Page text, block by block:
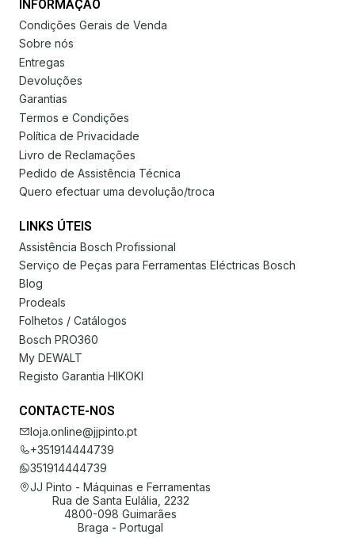
INFORMAÇÃO
Condições Gerais de Venda
Sobre nós
Entregas
Devoluções
Garantias
Termos e Condições
Política de Privacidade
Livro de Reclamações
Pedido de Assistência Técnica
Quero efectuar uma devolução/troca
LINKS ÚTEIS
Assistência Bosch Profissional
Serviço de Peças para Ferramentas Eléctricas Bosch
Blog
Prodeals
Folhetos / Catálogos
Bosch PRO360
My DEWALT
Registo Garantia HIKOKI
CONTACTE-NOS
loja.online@jjpinto.pt
+351914444739
351914444739
JJ Pinto - Máquinas e Ferramentas
Rua de Santa Eulália, 2232
4800-098 Guimarães
Braga - Portugal